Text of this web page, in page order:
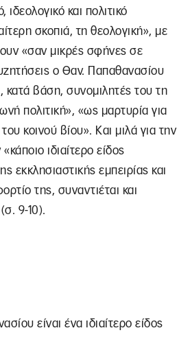
και πολιτικό
σκοπιά, τη θεολογική», με
«σαν μικρές σφήνες σε
ο Θαν. Παπαθανασίου
κατά βάση, συνομιλητές του τη
πολιτική», «ως μαρτυρία για
κοινού βίου». Και μιλά για την
ιδιαίτερο είδος
εκκλησιαστικής εμπειρίας και
της, συναντιέται και
9-10).
είναι ένα ιδιαίτερο είδος